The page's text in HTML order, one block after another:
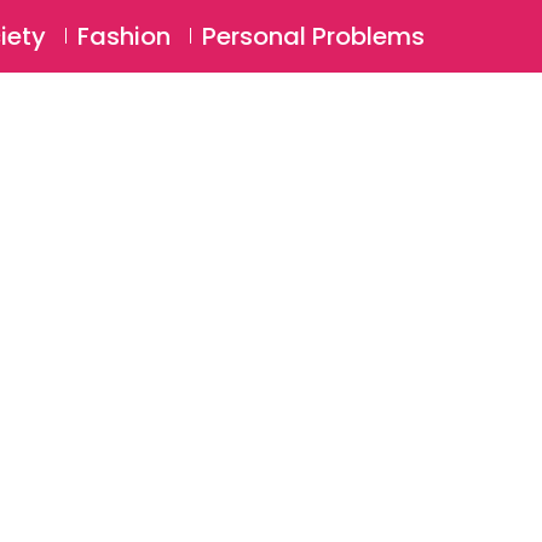
Login ⚲
Fashion Personal Problems